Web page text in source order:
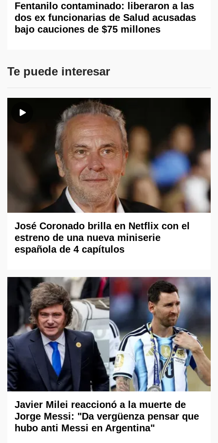
Fentanilo contaminado: liberaron a las
dos ex funcionarias de Salud acusadas
bajo cauciones de $75 millones
Te puede interesar
José Coronado brilla en Netflix con el
estreno de una nueva miniserie
española de 4 capítulos
Javier Milei reaccionó a la muerte de
Jorge Messi: "Da vergüenza pensar que
hubo anti Messi en Argentina"